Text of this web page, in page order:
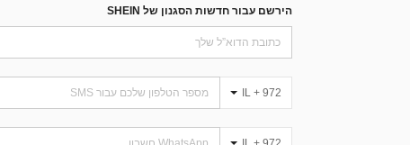
הירשם עבור חדשות הסגנון של SHEIN
IL + 972